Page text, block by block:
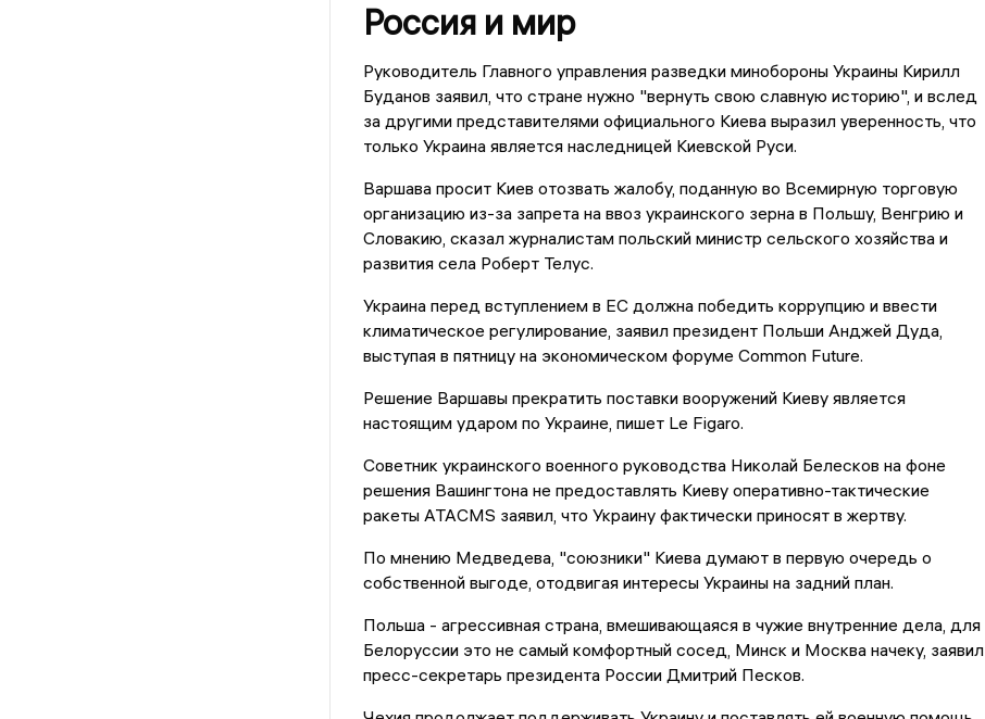
Россия и мир
Руководитель Главного управления разведки минобороны Украины Кирилл
Буданов заявил, что стране нужно "вернуть свою славную историю", и вслед
за другими представителями официального Киева выразил уверенность, что
только Украина является наследницей Киевской Руси.
Варшава просит Киев отозвать жалобу, поданную во Всемирную торговую
организацию из-за запрета на ввоз украинского зерна в Польшу, Венгрию и
Словакию, сказал журналистам польский министр сельского хозяйства и
развития села Роберт Телус.
Украина перед вступлением в ЕС должна победить коррупцию и ввести
климатическое регулирование, заявил президент Польши Анджей Дуда,
выступая в пятницу на экономическом форуме Common Future.
Решение Варшавы прекратить поставки вооружений Киеву является
настоящим ударом по Украине, пишет Le Figaro.
Советник украинского военного руководства Николай Белесков на фоне
решения Вашингтона не предоставлять Киеву оперативно-тактические
ракеты ATACMS заявил, что Украину фактически приносят в жертву.
По мнению Медведева, "союзники" Киева думают в первую очередь о
собственной выгоде, отодвигая интересы Украины на задний план.
Польша - агрессивная страна, вмешивающаяся в чужие внутренние дела, для
Белоруссии это не самый комфортный сосед, Минск и Москва начеку, заявил
пресс-секретарь президента России Дмитрий Песков.